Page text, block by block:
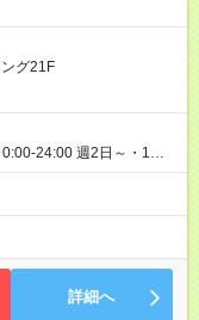
げで一ヶ月とさせてい
修中も同時給）
グ21F
24:00 週2日～・1日
〇昼帯 9:00-14:00 〇午
深夜帯 22:00-翌5:00 基
詳細へ